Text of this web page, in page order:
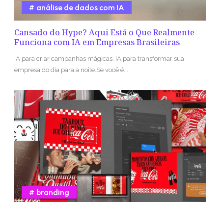
Cansado do Hype? Aqui Está o Que Realmente
Funciona com IA em Empresas Brasileiras
análise de dados com IA
IA para criar campanhas mágicas. IA para transformar sua
empresa do dia para a noite.Se você é...
branding